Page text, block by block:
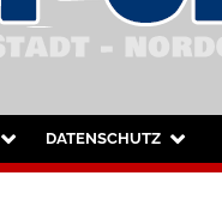
DATENSCHUTZ